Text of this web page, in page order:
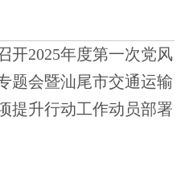
开2025年度第一次党风
题会暨汕尾市交通运输
提升行动工作动员部署